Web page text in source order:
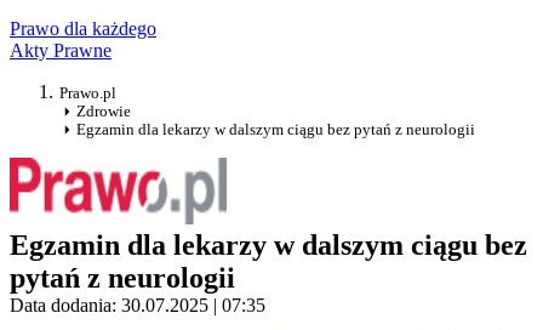
Prawo dla każdego
Akty Prawne
Prawo.pl
Zdrowie
Egzamin dla lekarzy w dalszym ciągu bez pytań z neurologii
Egzamin dla lekarzy w dalszym ciągu bez
pytań z neurologii
Data dodania: 30.07.2025 | 07:35